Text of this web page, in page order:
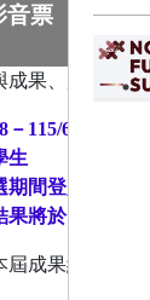
音票
成果、展現團
115/6/15
生
間登入計畫官
果將於閉幕式
屆成果紀錄外